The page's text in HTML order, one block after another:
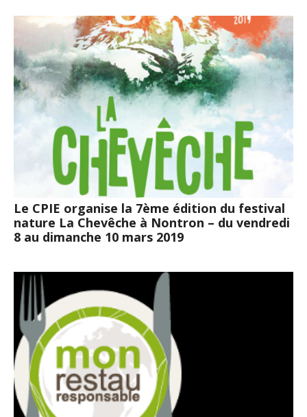
Le CPIE organise la 7ème édition du festival
nature La Chevêche à Nontron – du vendredi
8 au dimanche 10 mars 2019